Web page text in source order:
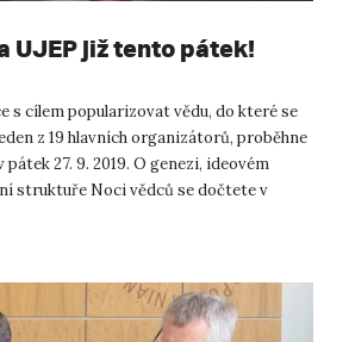
UJEP již tento pátek!
s cílem popularizovat vědu, do které se
z 19 hlavních organizátorů, proběhne
pátek 27. 9. 2019. O genezi, ideovém
struktuře Noci vědců se dočtete v